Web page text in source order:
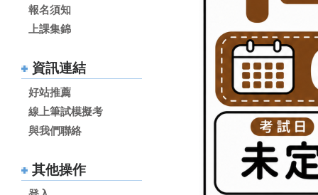
報名須知
上課集錦
資訊連結
好站推薦
線上筆試模擬考
與我們聯絡
其他操作